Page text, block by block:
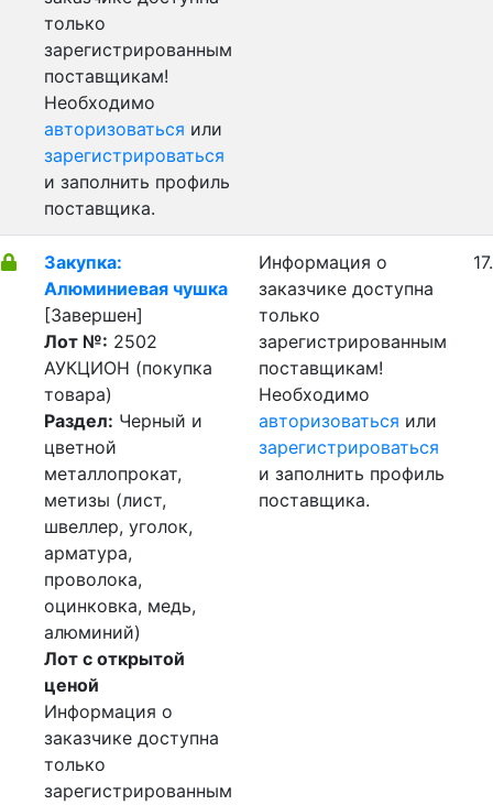
только
зарегистрированным
поставщикам!
Необходимо
авторизоваться или
зарегистрироваться
и заполнить профиль
поставщика.
Закупка:
Алюминиевая чушка
[Завершен]
Лот №: 2502
АУКЦИОН (покупка
товара)
Раздел: Черный и
цветной
металлопрокат,
метизы (лист,
швеллер, уголок,
арматура,
проволока,
оцинковка, медь,
алюминий)
Лот с открытой
ценой
Информация о
заказчике доступна
только
зарегистрированным
Информация о
заказчике доступна
только
зарегистрированным
поставщикам!
Необходимо
авторизоваться или
зарегистрироваться
и заполнить профиль
поставщика.